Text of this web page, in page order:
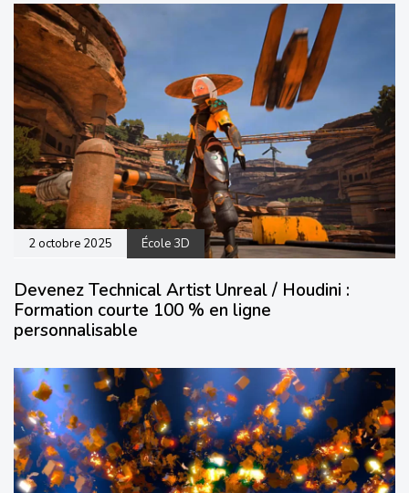
2 octobre 2025 École 3D
Devenez Technical Artist Unreal / Houdini :
Formation courte 100 % en ligne
personnalisable